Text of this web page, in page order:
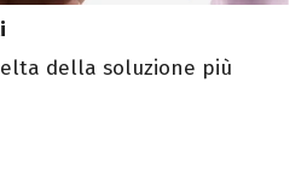
della soluzione più